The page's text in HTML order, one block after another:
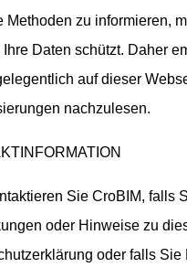
Methoden zu informieren,
Ihre Daten schützt. Daher
auf dieser
nachzulesen.
Sie CroBIM, falls
oder Hinweise zu
oder falls Sie